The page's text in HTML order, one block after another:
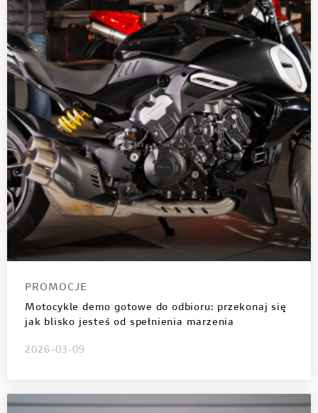
PROMOCJE
Motocykle demo gotowe do odbioru: przekonaj się
jak blisko jesteś od spełnienia marzenia
2026-03-09